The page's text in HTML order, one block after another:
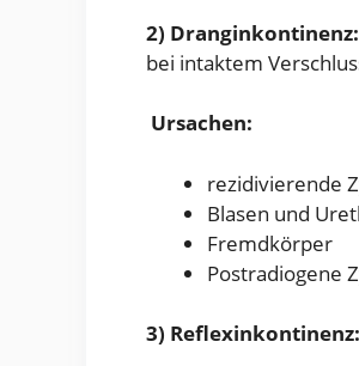
2) Dranginkontinenz:
bei intaktem
Ursachen:
rezidivierende
Blasen und
Fremdkörper
Postradiogene
3) Reflexinkontinenz: